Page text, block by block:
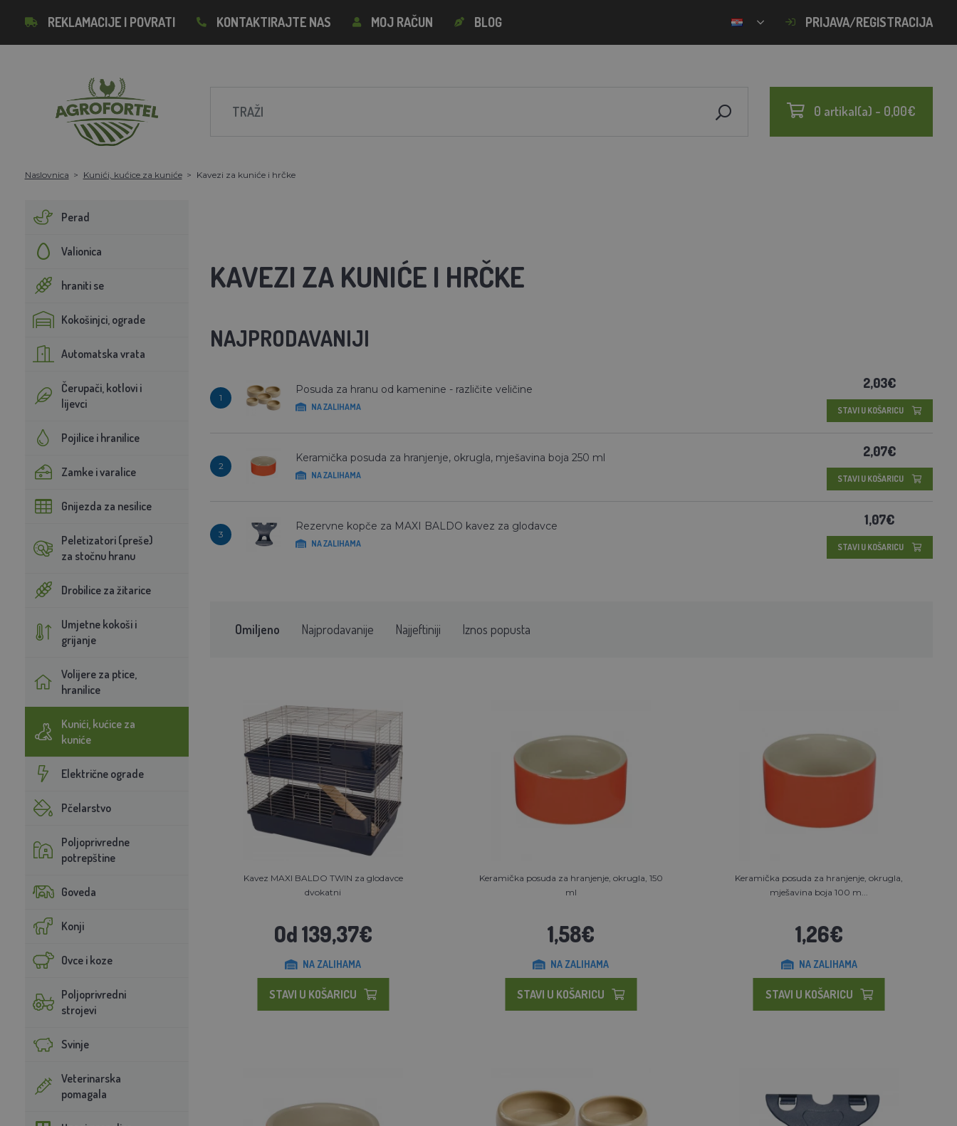
REKLAMACIJE I POVRATI KONTAKTIRAJTE NAS MOJ RAČUN BLOG PRIJAVA/REGISTRACIJA
0 artikal(a) - 0,00€
Naslovnica Kunići, kućice za kuniće Kavezi za kuniće i hrčke
Perad
Valionica
hraniti se
Kokošinjci, ograde
Automatska vrata
Čerupači, kotlovi i
lijevci
Pojilice i hranilice
Zamke i varalice
Gnijezda za nesilice
Peletizatori (preše)
za stočnu hranu
Drobilice za žitarice
Umjetne kokoši i
grijanje
Volijere za ptice,
hranilice
Kunići, kućice za
kuniće
Električne ograde
Pčelarstvo
Poljoprivredne
potrepštine
Goveda
Konji
Ovce i koze
Poljoprivredni
strojevi
Svinje
Veterinarska
pomagala
KAVEZI ZA KUNIĆE I HRČKE
NAJPRODAVANIJI
1
Posuda za hranu od kamenine - različite veličine
NA ZALIHAMA
2,03€
STAVI U KOŠARICU
2
Keramička posuda za hranjenje, okrugla, mješavina boja 250 ml
NA ZALIHAMA
2,07€
STAVI U KOŠARICU
3
Rezervne kopče za MAXI BALDO kavez za glodavce
NA ZALIHAMA
1,07€
STAVI U KOŠARICU
Omiljeno Najprodavanije Najjeftiniji Iznos popusta
Kavez MAXI BALDO TWIN za glodavce
dvokatni
Od 139,37€
NA ZALIHAMA
STAVI U KOŠARICU
Keramička posuda za hranjenje, okrugla, 150
ml
1,58€
NA ZALIHAMA
STAVI U KOŠARICU
Keramička posuda za hranjenje, okrugla,
mješavina boja 100 m...
1,26€
NA ZALIHAMA
STAVI U KOŠARICU